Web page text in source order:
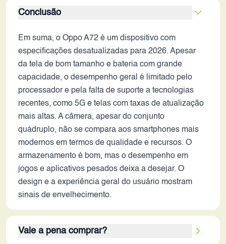
Conclusão
Em suma, o Oppo A72 é um dispositivo com
especificações desatualizadas para 2026. Apesar
da tela de bom tamanho e bateria com grande
capacidade, o desempenho geral é limitado pelo
processador e pela falta de suporte a tecnologias
recentes, como 5G e telas com taxas de atualização
mais altas. A câmera, apesar do conjunto
quádruplo, não se compara aos smartphones mais
modernos em termos de qualidade e recursos. O
armazenamento é bom, mas o desempenho em
jogos e aplicativos pesados deixa a desejar. O
design e a experiência geral do usuário mostram
sinais de envelhecimento.
Vale a pena comprar?